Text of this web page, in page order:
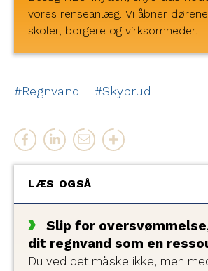
vores renseanlæg. Vi åbner
skoler, borgere og virksomheder.
Regnvand Skybrud
LÆS OGSÅ
Slip for
dit regnvand som en
Du ved det måske ikke, men